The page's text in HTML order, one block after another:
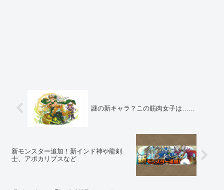
謎の新キャラ？この筋肉女子は……
新モンスター追加！新インド神や龍剣
士、アポカリプスなど